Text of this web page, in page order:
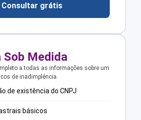
Consultar grátis
Sob Medida
a todas as informações sobre um
de inadimplência.
de existência do CNPJ
básicos